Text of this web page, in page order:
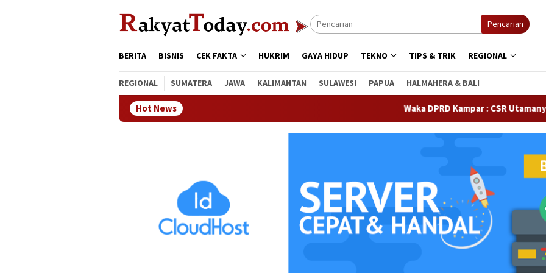
Pencarian
BERITA BISNIS CEK FAKTA HUKRIM GAYA HIDUP TEKNO TIPS & TRIK REGIONAL
REGIONAL SUMATERA JAWA KALIMANTAN SULAWESI PAPUA HALMAHERA & BALI
Hot News Waka DPRD Kampar : CSR Utamanya Hak